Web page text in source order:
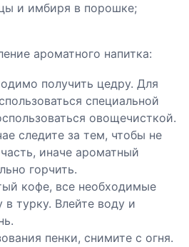
и имбиря в порошке;
ароматного напитка:
получить цедру. Для
специальной
овощечисткой.
следите за тем, чтобы не
иначе ароматный
горчить.
кофе, все необходимые
в турку. Влейте воду и
пенки, снимите с огня.